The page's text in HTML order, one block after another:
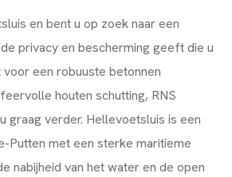
en bent u op zoek naar een
privacy en bescherming geeft die u
een robuuste betonnen
houten schutting, RNS
graag verder. Hellevoetsluis is een
Putten met een sterke maritieme
nabijheid van het water en de open